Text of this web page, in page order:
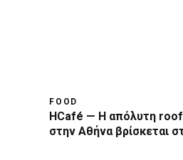
FOOD
HCafé — Η απόλυτη
στην Αθήνα βρίσκεται